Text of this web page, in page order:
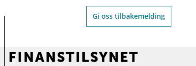
Gi oss tilbakemelding